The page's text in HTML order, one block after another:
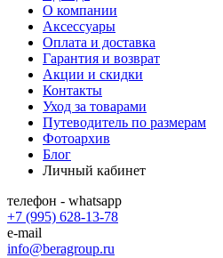
О компании
Аксессуары
Оплата и доставка
Гарантия и возврат
Акции и скидки
Контакты
Уход за товарами
Путеводитель по размерам
Фотоархив
Блог
Личный кабинет
телефон - whatsapp
+7 (995) 628-13-78
e-mail
info@beragroup.ru